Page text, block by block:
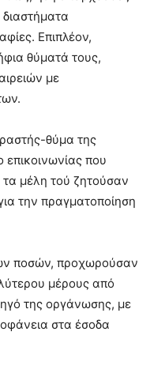
Επιπλέον,
θύματά τους,
με
θύμα της
που
μέλη τού ζητούσαν
την πραγματοποίηση
ποσών, προχωρούσαν
μέρους από
της οργάνωσης, με
στα έσοδα